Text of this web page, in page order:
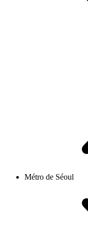
Métro de Séoul